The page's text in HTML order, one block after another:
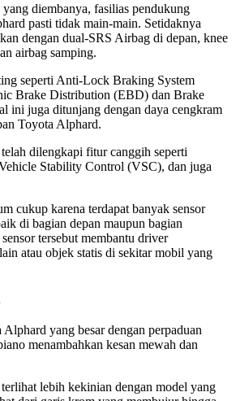
diembanya, fasilias pendukung
pasti tidak main-main. Setidaknya
dengan dual-SRS Airbag di depan, knee
airbag samping.
seperti Anti-Lock Braking System
Brake Distribution (EBD) dan Brake
ini juga ditunjang dengan daya cengkram
Toyota Alphard.
dilengkapi fitur canggih seperti
Stability Control (VSC), dan juga
cukup karena terdapat banyak sensor
di bagian depan maupun bagian
tersebut membantu driver
atau objek statis di sekitar mobil yang
yang besar dengan perpaduan
menambahkan kesan mewah dan
lebih kekinian dengan model yang